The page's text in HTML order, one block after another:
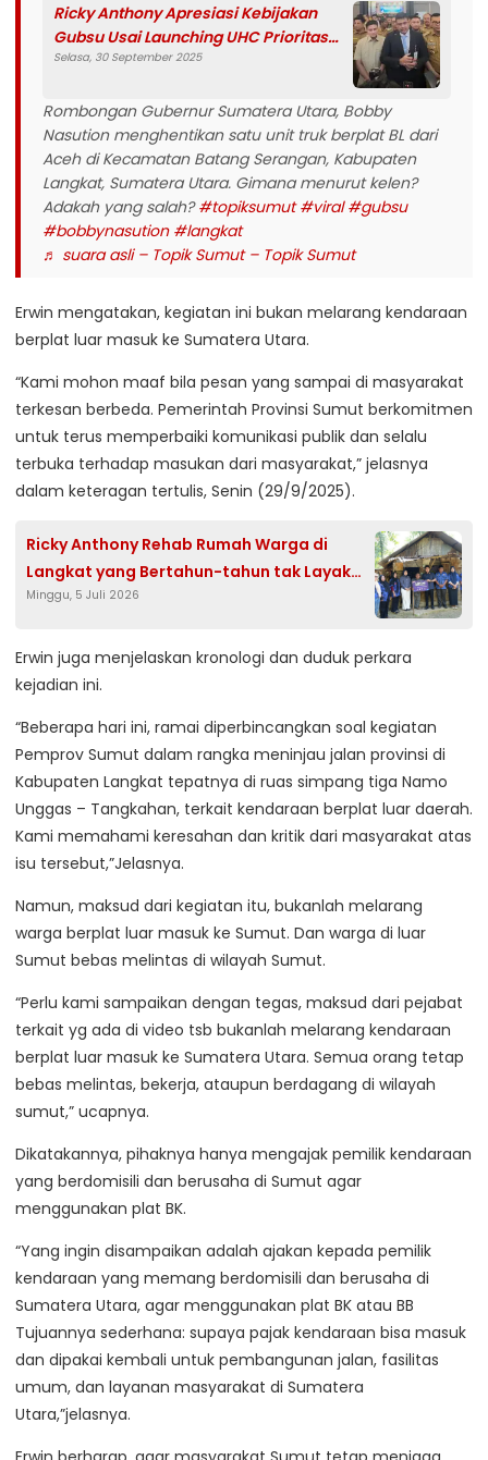
Ricky Anthony Apresiasi Kebijakan
Gubsu Usai Launching UHC Prioritas
Berobat Cukup dengan KTP
Selasa, 30 September 2025
Rombongan Gubernur Sumatera Utara, Bobby
Nasution menghentikan satu unit truk berplat BL dari
Aceh di Kecamatan Batang Serangan, Kabupaten
Langkat, Sumatera Utara. Gimana menurut kelen?
Adakah yang salah?#topiksumut #viral #gubsu
#bobbynasution #langkat
♬ suara asli – Topik Sumut – Topik Sumut
Erwin mengatakan, kegiatan ini bukan melarang kendaraan
berplat luar masuk ke Sumatera Utara.
“Kami mohon maaf bila pesan yang sampai di masyarakat
terkesan berbeda. Pemerintah Provinsi Sumut berkomitmen
untuk terus memperbaiki komunikasi publik dan selalu
terbuka terhadap masukan dari masyarakat,” jelasnya
dalam keteragan tertulis, Senin (29/9/2025).
Ricky Anthony Rehab Rumah Warga di
Langkat yang Bertahun-tahun tak Layak
Huni
Minggu, 5 Juli 2026
Erwin juga menjelaskan kronologi dan duduk perkara
kejadian ini.
“Beberapa hari ini, ramai diperbincangkan soal kegiatan
Pemprov Sumut dalam rangka meninjau jalan provinsi di
Kabupaten Langkat tepatnya di ruas simpang tiga Namo
Unggas – Tangkahan, terkait kendaraan berplat luar daerah.
Kami memahami keresahan dan kritik dari masyarakat atas
isu tersebut,”Jelasnya.
Namun, maksud dari kegiatan itu, bukanlah melarang
warga berplat luar masuk ke Sumut. Dan warga di luar
Sumut bebas melintas di wilayah Sumut.
“Perlu kami sampaikan dengan tegas, maksud dari pejabat
terkait yg ada di video tsb bukanlah melarang kendaraan
berplat luar masuk ke Sumatera Utara. Semua orang tetap
bebas melintas, bekerja, ataupun berdagang di wilayah
sumut,” ucapnya.
Dikatakannya, pihaknya hanya mengajak pemilik kendaraan
yang berdomisili dan berusaha di Sumut agar
menggunakan plat BK.
“Yang ingin disampaikan adalah ajakan kepada pemilik
kendaraan yang memang berdomisili dan berusaha di
Sumatera Utara, agar menggunakan plat BK atau BB
Tujuannya sederhana: supaya pajak kendaraan bisa masuk
dan dipakai kembali untuk pembangunan jalan, fasilitas
umum, dan layanan masyarakat di Sumatera
Utara,”jelasnya.